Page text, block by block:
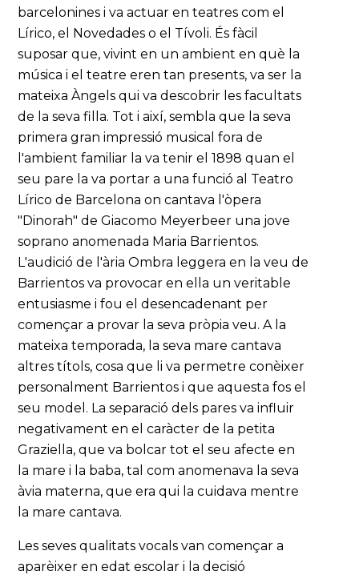
barcelonines i va actuar en teatres com el
Lírico, el Novedades o el Tívoli. És fàcil
suposar que, vivint en un ambient en què la
música i el teatre eren tan presents, va ser la
mateixa Àngels qui va descobrir les facultats
de la seva filla. Tot i així, sembla que la seva
primera gran impressió musical fora de
l'ambient familiar la va tenir el 1898 quan el
seu pare la va portar a una funció al Teatro
Lírico de Barcelona on cantava l'òpera
"Dinorah" de Giacomo Meyerbeer una jove
soprano anomenada Maria Barrientos.
L'audició de l'ària Ombra leggera en la veu de
Barrientos va provocar en ella un veritable
entusiasme i fou el desencadenant per
començar a provar la seva pròpia veu. A la
mateixa temporada, la seva mare cantava
altres títols, cosa que li va permetre conèixer
personalment Barrientos i que aquesta fos el
seu model. La separació dels pares va influir
negativament en el caràcter de la petita
Graziella, que va bolcar tot el seu afecte en
la mare i la baba, tal com anomenava la seva
àvia materna, que era qui la cuidava mentre
la mare cantava.
Les seves qualitats vocals van començar a
aparèixer en edat escolar i la decisió